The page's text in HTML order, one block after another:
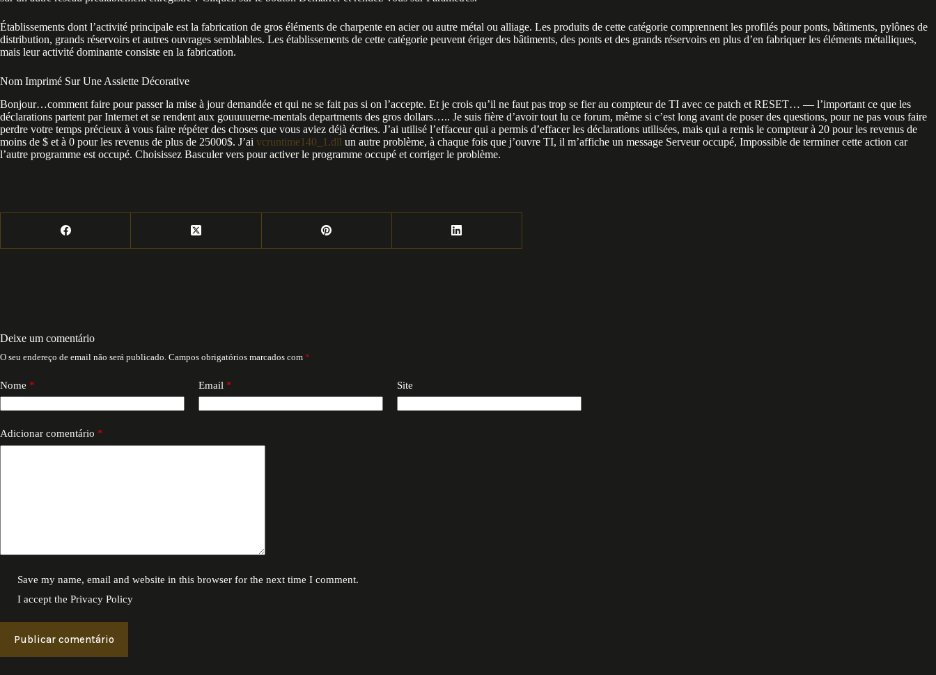
Établissements dont l’activité principale est la fabrication de gros éléments de charpente en acier ou autre métal ou alliage. Les produits de cette catégorie comprennent les profilés pour ponts, bâtiments, pylônes de
distribution, grands réservoirs et autres ouvrages semblables. Les établissements de cette catégorie peuvent ériger des bâtiments, des ponts et des grands réservoirs en plus d’en fabriquer les éléments métalliques,
mais leur activité dominante consiste en la fabrication.
Nom Imprimé Sur Une Assiette Décorative
Bonjour…comment faire pour passer la mise à jour demandée et qui ne se fait pas si on l’accepte. Et je crois qu’il ne faut pas trop se fier au compteur de TI avec ce patch et RESET… — l’important ce que les
déclarations partent par Internet et se rendent aux gouuuuerne-mentals departments des gros dollars….. Je suis fière d’avoir tout lu ce forum, même si c’est long avant de poser des questions, pour ne pas vous faire
perdre votre temps précieux à vous faire répéter des choses que vous aviez déjà écrites. J’ai utilisé l’effaceur qui a permis d’effacer les déclarations utilisées, mais qui a remis le compteur à 20 pour les revenus de
moins de $ et à 0 pour les revenus de plus de 25000$. J’ai vcruntime140_1.dll un autre problème, à chaque fois que j’ouvre TI, il m’affiche un message Serveur occupé, Impossible de terminer cette action car
l’autre programme est occupé. Choisissez Basculer vers pour activer le programme occupé et corriger le problème.
Deixe um comentário
O seu endereço de email não será publicado. Campos obrigatórios marcados com *
Nome * Email * Site
Adicionar comentário *
Save my name, email and website in this browser for the next time I comment.
I accept thePrivacy Policy
Publicar comentário